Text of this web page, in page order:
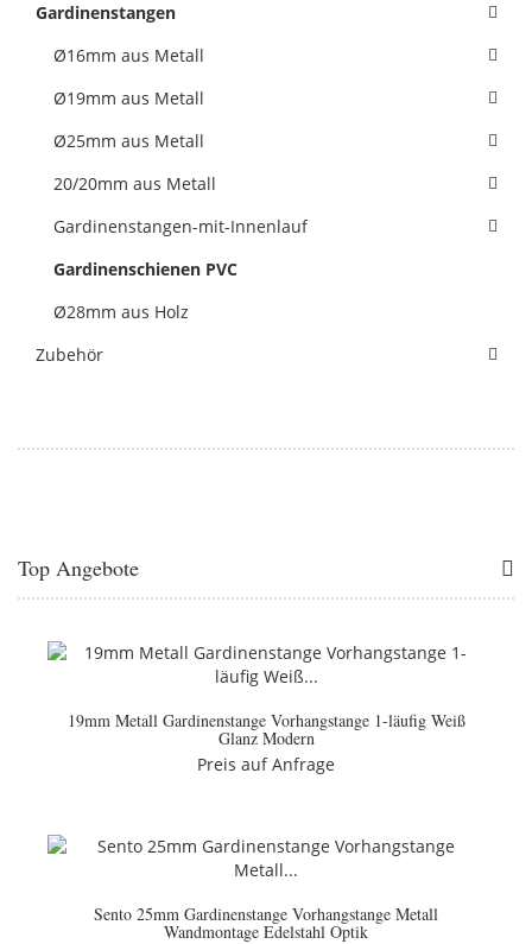
Gardinenstangen
Ø16mm aus Metall
Ø19mm aus Metall
Ø25mm aus Metall
20/20mm aus Metall
Gardinenstangen-mit-Innenlauf
Gardinenschienen PVC
Ø28mm aus Holz
Zubehör
Top Angebote
19mm Metall Gardinenstange Vorhangstange 1-läufig Weiß
Glanz Modern
Preis auf Anfrage
Sento 25mm Gardinenstange Vorhangstange Metall
Wandmontage Edelstahl Optik